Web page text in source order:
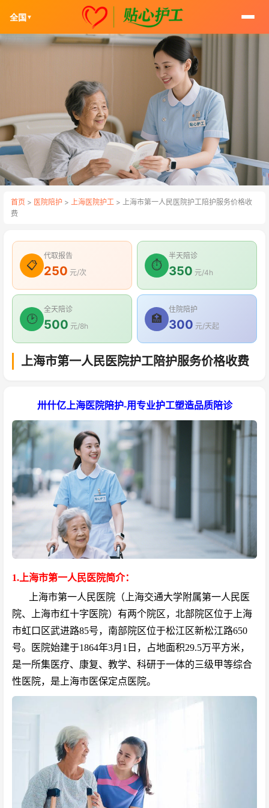
全国 ▼
首页 > 医院陪护 > 上海医院护工 > 上海市第一人民医院护工陪护服务价格收
费
📋
代取报告
250 元/次
⏱
半天陪诊
350 元/4h
🕑
全天陪诊
500 元/8h
🏥
住院陪护
300 元/天起
上海市第一人民医院护工陪护服务价格收费
卅什亿上海医院陪护-用专业护工塑造品质陪诊
1.上海市第一人民医院简介：
上海市第一人民医院（上海交通大学附属第一人民医
院、上海市红十字医院）有两个院区，北部院区位于上海
市虹口区武进路85号，南部院区位于松江区新松江路650
号。医院始建于1864年3月1日，占地面积29.5万平方米，
是一所集医疗、康复、教学、科研于一体的三级甲等综合
性医院，是上海市医保定点医院。